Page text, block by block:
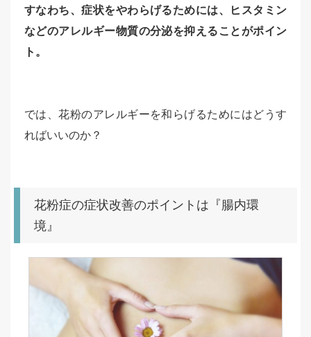
すなわち、症状をやわらげるためには、ヒスタミン
などのアレルギー物質の分泌を抑えることがポイン
ト。
では、花粉のアレルギーを和らげるためにはどうす
ればいいのか？
花粉症の症状改善のポイントは『腸内環
境』